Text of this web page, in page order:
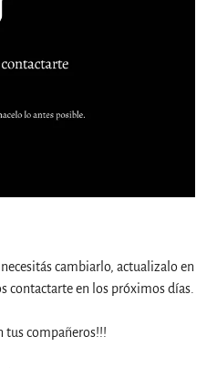
cambiarlo, actualizalo en
contactarte en los próximos días.
tus compañeros!!!